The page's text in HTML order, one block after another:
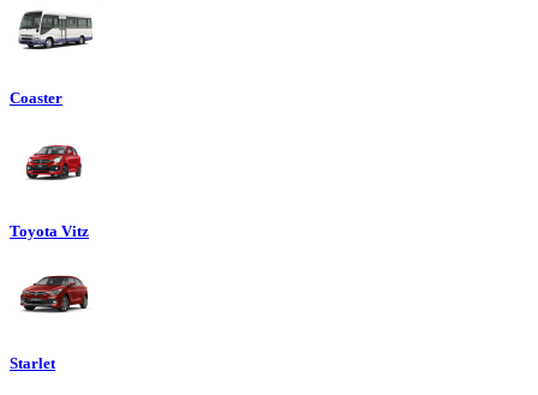
Coaster
Toyota Vitz
Starlet